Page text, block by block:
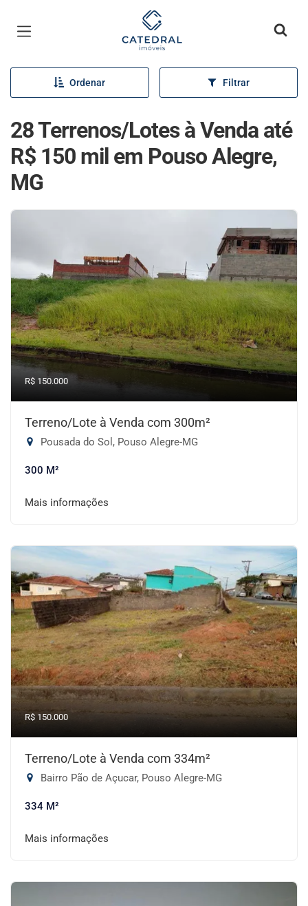
Página inicial
Ordenar Filtrar
28 Terrenos/Lotes à Venda até
R$ 150 mil em Pouso Alegre,
MG
R$ 150.000
Terreno/Lote à Venda com 300m²
Pousada do Sol, Pouso Alegre-MG
300 M²
Mais informações
R$ 150.000
Terreno/Lote à Venda com 334m²
Bairro Pão de Açucar, Pouso Alegre-MG
334 M²
Mais informações